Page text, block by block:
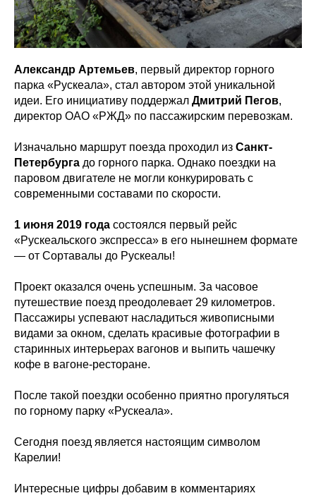
Александр Артемьев, первый директор горного
парка «Рускеала», стал автором этой уникальной
идеи. Его инициативу поддержал Дмитрий Пегов,
директор ОАО «РЖД» по пассажирским перевозкам.
Изначально маршрут поезда проходил из Санкт-
Петербурга до горного парка. Однако поездки на
паровом двигателе не могли конкурировать с
современными составами по скорости.
1 июня 2019 года состоялся первый рейс
«Рускеальского экспресса» в его нынешнем формате
— от Сортавалы до Рускеалы!
Проект оказался очень успешным. За часовое
путешествие поезд преодолевает 29 километров.
Пассажиры успевают насладиться живописными
видами за окном, сделать красивые фотографии в
старинных интерьерах вагонов и выпить чашечку
кофе в вагоне-ресторане.
После такой поездки особенно приятно прогуляться
по горному парку «Рускеала».
Сегодня поезд является настоящим символом
Карелии!
Интересные цифры добавим в комментариях